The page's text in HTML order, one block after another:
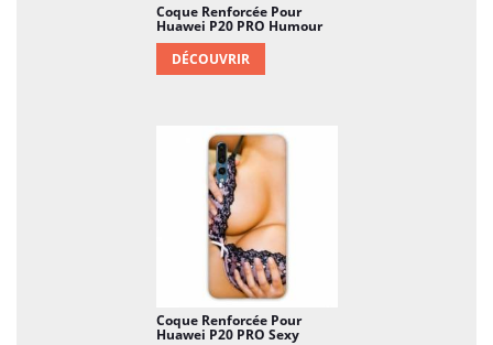
Coque Renforcée Pour
Huawei P20 PRO Humour
DÉCOUVRIR
Coque Renforcée Pour
Huawei P20 PRO Sexy